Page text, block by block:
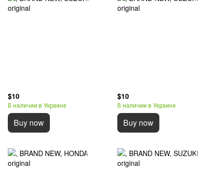
$10
В наличии в Украине
Buy now
$10
В наличии в Украине
Buy now